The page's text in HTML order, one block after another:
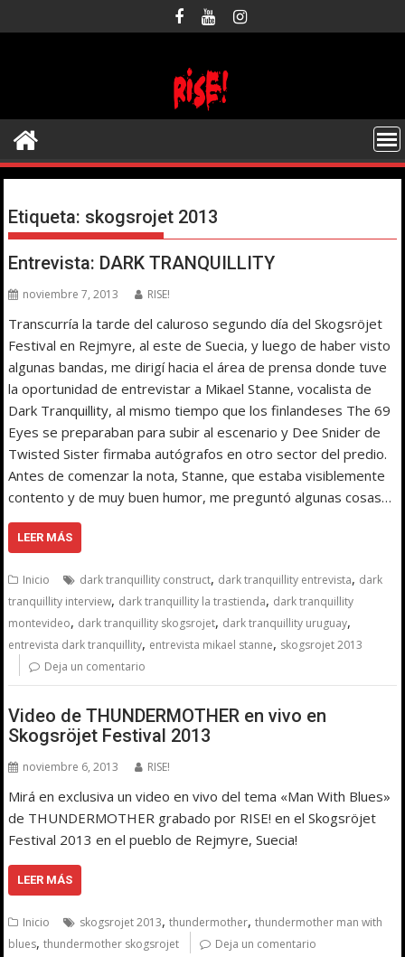
al
Etiqueta: skogsrojet 2013
Entrevista: DARK TRANQUILLITY
noviembre 7, 2013 RISE!
Transcurría la tarde del caluroso segundo día del Skogsröjet
Festival en Rejmyre, al este de Suecia, y luego de haber visto
algunas bandas, me dirigí hacia el área de prensa donde tuve
la oportunidad de entrevistar a Mikael Stanne, vocalista de
Dark Tranquillity, al mismo tiempo que los finlandeses The 69
Eyes se preparaban para subir al escenario y Dee Snider de
Twisted Sister firmaba autógrafos en otro sector del predio.
Antes de comenzar la nota, Stanne, que estaba visiblemente
contento y de muy buen humor, me preguntó algunas cosas…
LEER MÁS
Inicio dark tranquillity construct, dark tranquillity entrevista, dark
tranquillity interview, dark tranquillity la trastienda, dark tranquillity
montevideo, dark tranquillity skogsrojet, dark tranquillity uruguay,
entrevista dark tranquillity, entrevista mikael stanne, skogsrojet 2013
Deja un comentario
Video de THUNDERMOTHER en vivo en
Skogsröjet Festival 2013
noviembre 6, 2013 RISE!
Mirá en exclusiva un video en vivo del tema «Man With Blues»
de THUNDERMOTHER grabado por RISE! en el Skogsröjet
Festival 2013 en el pueblo de Rejmyre, Suecia!
LEER MÁS
Inicio skogsrojet 2013,thundermother,thundermother man with
blues,thundermother skogsrojet Deja un comentario